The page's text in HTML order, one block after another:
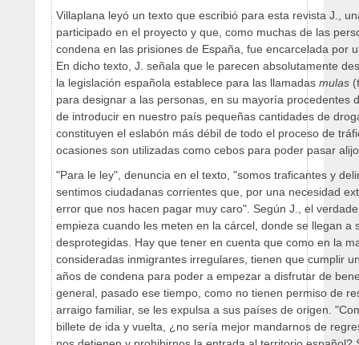
Villaplana leyó un texto que escribió para esta revista J.,
participado en el proyecto y que, como muchas de las
condena en las prisiones de España, fue encarcelada por
En dicho texto, J. señala que le parecen absolutamente
la legislación española establece para las llamadas mulas
para designar a las personas, en su mayoría procedentes
de introducir en nuestro país pequeñas cantidades de
constituyen el eslabón más débil de todo el proceso de
ocasiones son utilizadas como cebos para poder pasar
"Para le ley", denuncia en el texto, "somos traficantes y
sentimos ciudadanas corrientes que, por una necesidad
error que nos hacen pagar muy caro". Según J., el
empieza cuando les meten en la cárcel, donde se llegan a
desprotegidas. Hay que tener en cuenta que como en la
consideradas inmigrantes irregulares, tienen que cumplir
años de condena para poder a empezar a disfrutar de
general, pasado ese tiempo, como no tienen permiso de
arraigo familiar, se les expulsa a sus países de origen.
billete de ida y vuelta, ¿no sería mejor mandarnos de